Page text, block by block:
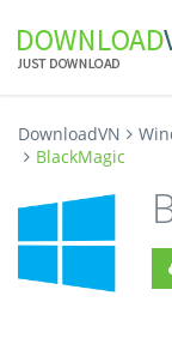
DownloadVN
BlackMagic